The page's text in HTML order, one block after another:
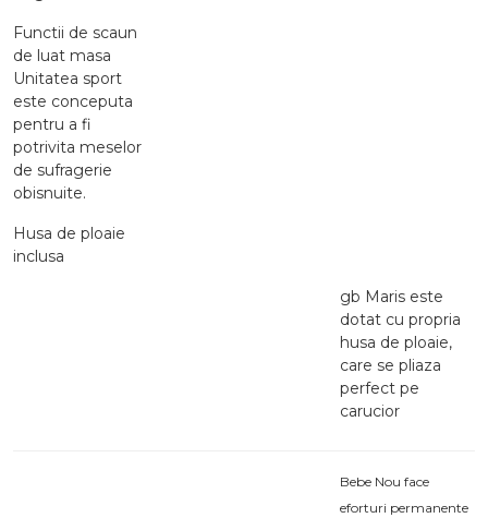
Functii de scaun
de luat masa
Unitatea sport
este conceputa
pentru a fi
potrivita meselor
de sufragerie
obisnuite.
Husa de ploaie
inclusa
gb Maris este
dotat cu propria
husa de ploaie,
care se pliaza
perfect pe
carucior
Bebe Nou face
eforturi permanente